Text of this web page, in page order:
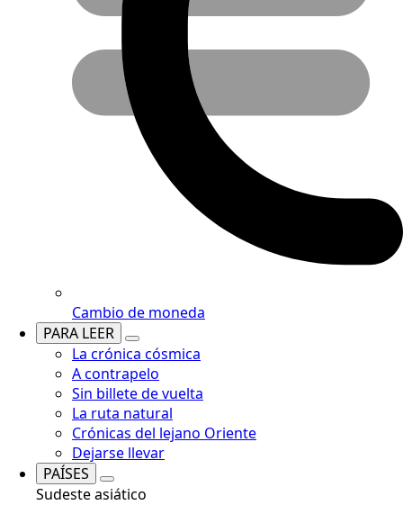
Cambio de moneda
PARA LEER
La crónica cósmica
A contrapelo
Sin billete de vuelta
La ruta natural
Crónicas del lejano Oriente
Dejarse llevar
PAÍSES
Sudeste asiático